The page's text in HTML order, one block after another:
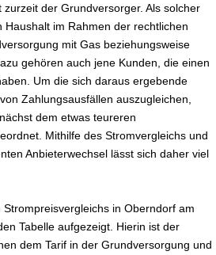
der Grundversorger. Als solcher
Haushalt im Rahmen der rechtlichen
mit Gas beziehungsweise
gehören auch jene Kunden, die einen
Um die sich daraus ergebende
Zahlungsausfällen auszugleichen,
dem etwas teureren
Mithilfe des Stromvergleichs und
Anbieterwechsel lässt sich daher viel
in Oberndorf am
Tabelle aufgezeigt. Hierin ist der
dem Tarif in der Grundversorgung und